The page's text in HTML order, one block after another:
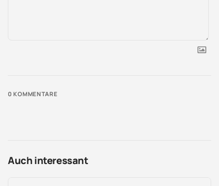
0 KOMMENTARE
Auch interessant